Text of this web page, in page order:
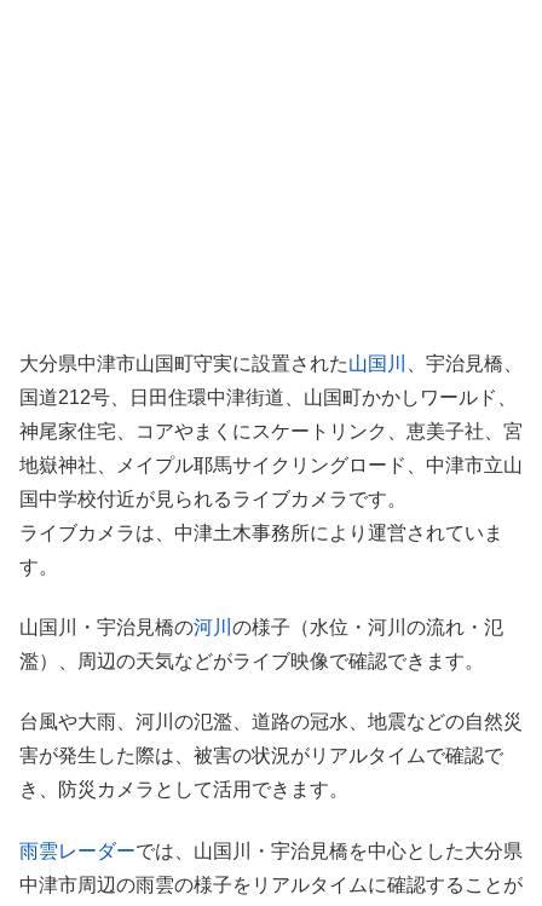
大分県中津市山国町守実に設置された山国川
、宇治見橋、
国道212号、日田住環中津街道、山国町かかしワールド、
神尾家住宅、コアやまくにスケートリンク、恵美子社、宮
地嶽神社、メイプル耶馬サイクリングロード、中津市立山
国中学校付近が見られるライブカメラです。
ライブカメラは、中津土木事務所により運営されていま
す。
山国川・宇治見橋の河川 の様子（水位・河川の流れ・氾
濫）、周辺の天気などがライブ映像で確認できます。
台風や大雨、河川の氾濫、道路の冠水、地震などの自然災
害が発生した際は、被害の状況がリアルタイムで確認で
き、防災カメラとして活用できます。
雨雲レーダーでは、山国川・宇治見橋を中心とした大分県
中津市周辺の雨雲の様子をリアルタイムに確認することが